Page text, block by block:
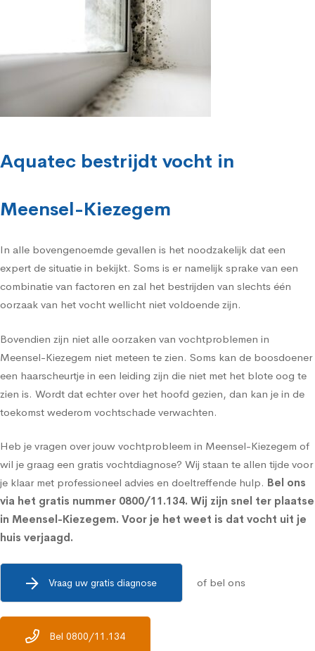
Aquatec bestrijdt vocht in
Meensel-Kiezegem
In alle bovengenoemde gevallen is het noodzakelijk dat een
expert de situatie in bekijkt. Soms is er namelijk sprake van een
combinatie van factoren en zal het bestrijden van slechts één
oorzaak van het vocht wellicht niet voldoende zijn.
Bovendien zijn niet alle oorzaken van vochtproblemen in
Meensel-Kiezegem niet meteen te zien. Soms kan de boosdoener
een haarscheurtje in een leiding zijn die niet met het blote oog te
zien is. Wordt dat echter over het hoofd gezien, dan kan je in de
toekomst wederom vochtschade verwachten.
Heb je vragen over jouw vochtprobleem in Meensel-Kiezegem of
wil je graag een gratis vochtdiagnose? Wij staan te allen tijde voor
je klaar met professioneel advies en doeltreffende hulp. Bel ons
via het gratis nummer 0800/11.134. Wij zijn snel ter plaatse
in Meensel-Kiezegem. Voor je het weet is dat vocht uit je
huis verjaagd.
Vraag uw gratis diagnose of bel ons
Bel 0800/11.134